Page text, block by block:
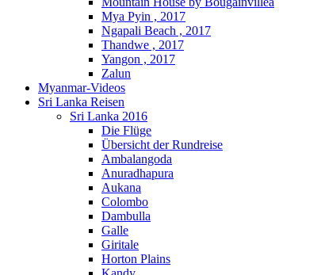
Mya Pyin , 2017
Ngapali Beach , 2017
Thandwe , 2017
Yangon , 2017
Zalun
Myanmar-Videos
Sri Lanka Reisen
Sri Lanka 2016
Die Flüge
Übersicht der Rundreise
Ambalangoda
Anuradhapura
Aukana
Colombo
Dambulla
Galle
Giritale
Horton Plains